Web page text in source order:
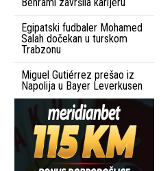
Egipatski fudbaler Mohamed
Salah dočekan u turskom
Trabzonu
Miguel Gutiérrez prešao iz
Napolija u Bayer Leverkusen